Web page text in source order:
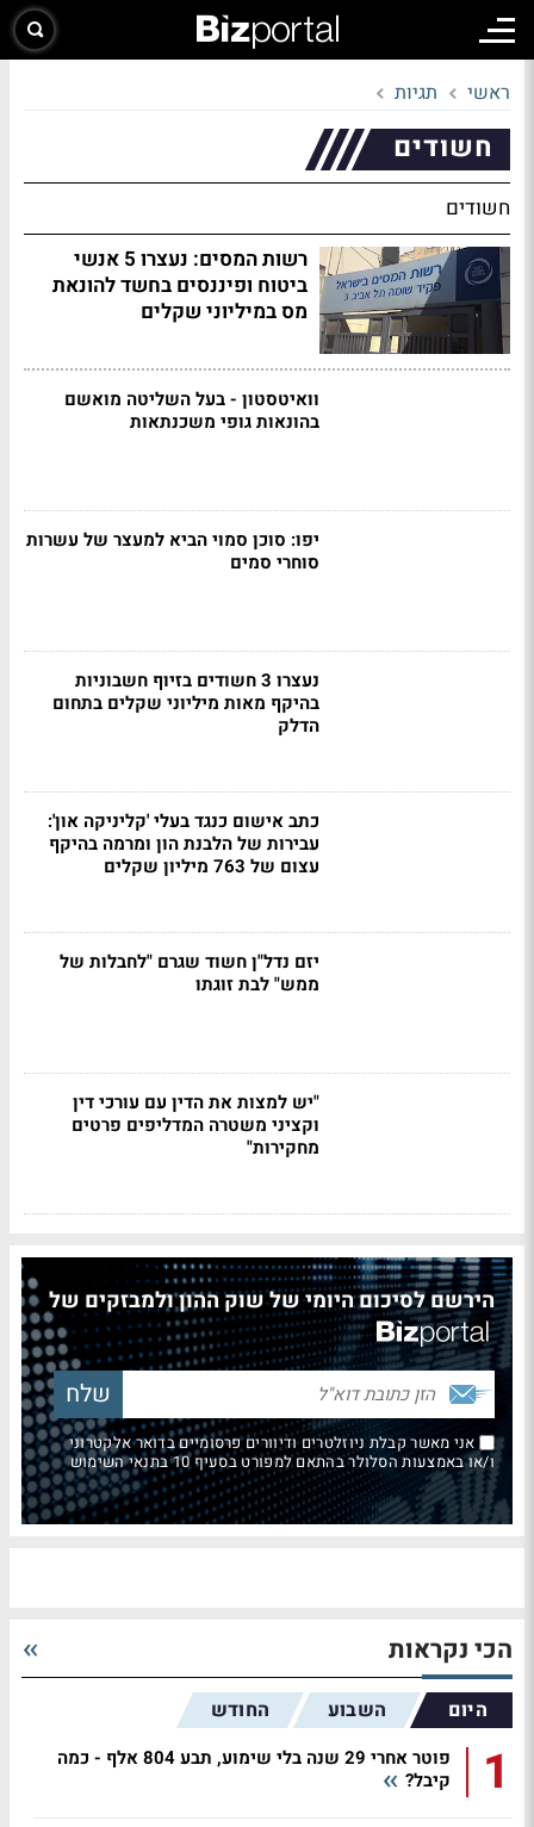
ראשי תגיות
חשודים
חשודים
רשות המסים: נעצרו 5 אנשי
ביטוח ופיננסים בחשד להונאת
מס במיליוני שקלים
וואיטסטון - בעל השליטה מואשם
בהונאות גופי משכנתאות
יפו: סוכן סמוי הביא למעצר של עשרות
סוחרי סמים
נעצרו 3 חשודים בזיוף חשבוניות
בהיקף מאות מיליוני שקלים בתחום
הדלק
כתב אישום כנגד בעלי 'קליניקה און':
עבירות של הלבנת הון ומרמה בהיקף
עצום של 763 מיליון שקלים
יזם נדל"ן חשוד שגרם "לחבלות של
ממש" לבת זוגתו
"יש למצות את הדין עם עורכי דין
וקציני משטרה המדליפים פרטים
מחקירות"
הירשם לסיכום היומי של שוק ההון ולמבזקים של
אני מאשר קבלת ניוזלטרים ודיוורים פרסומיים בדואר אלקטרוני
ו/או באמצעות הסלולר בהתאם למפורט בסעיף 10 בתנאי השימוש
הכי נקראות
היום השבוע החודש
1
פוטר אחרי 29 שנה בלי שימוע, תבע 804 אלף - כמה
קיבל?